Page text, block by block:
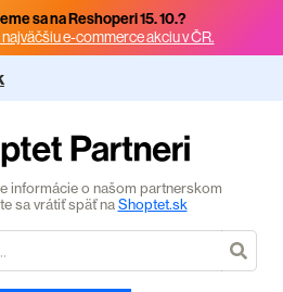
sa na Reshoperi 15. 10.?
najväčšiu e-commerce akciu v ČR.
informácie o našom partnerskom
sa vrátiť späť naShoptet.sk